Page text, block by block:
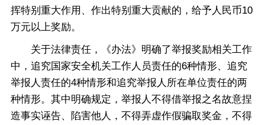
挥特别重大作用、作出特别重大贡献的，给予人民币10
万元以上奖励。
关于法律责任，《办法》明确了举报奖励相关工作
中，追究国家安全机关工作人员责任的6种情形、追究
举报人责任的4种情形和追究举报人所在单位责任的两
种情形。其中明确规定，举报人不得借举报之名故意捏
造事实诬告、陷害他人，不得弄虚作假骗取奖金，不得